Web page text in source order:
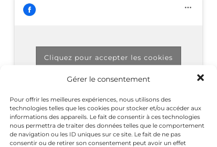
Gérer le consentement
Pour offrir les meilleures expériences, nous utilisons des
technologies telles que les cookies pour stocker et/ou accéder aux
informations des appareils. Le fait de consentir à ces technologies
nous permettra de traiter des données telles que le comportement
de navigation ou les ID uniques sur ce site. Le fait de ne pas
consentir ou de retirer son consentement peut avoir un effet
Cliquez pour accepter les cookies